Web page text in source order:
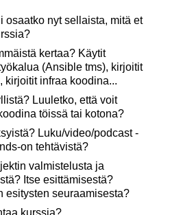
osaatko nyt sellaista, mitä et
kertaa? Käytit
(Ansible tms), kirjoitit
kirjoitit infraa koodina...
Luuletko, että voit
töissä tai kotona?
Luku/video/podcast -
on tehtävistä?
valmistelusta ja
Itse esittämisestä?
esitysten seuraamisesta?